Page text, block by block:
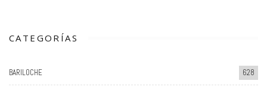
CATEGORÍAS
BARILOCHE 628